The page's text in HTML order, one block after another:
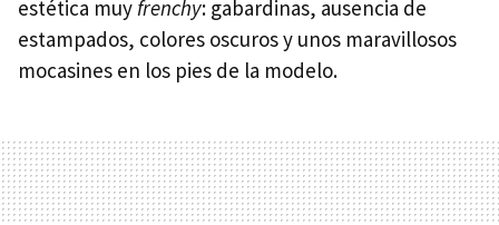
estética muy frenchy: gabardinas, ausencia de
estampados, colores oscuros y unos maravillosos
mocasines en los pies de la modelo.